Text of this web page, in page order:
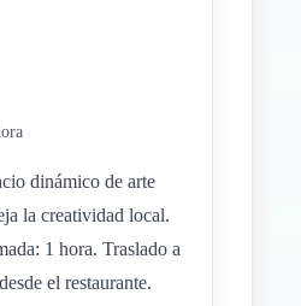
dinámico de arte
la creatividad local.
1 hora. Traslado a
el restaurante.